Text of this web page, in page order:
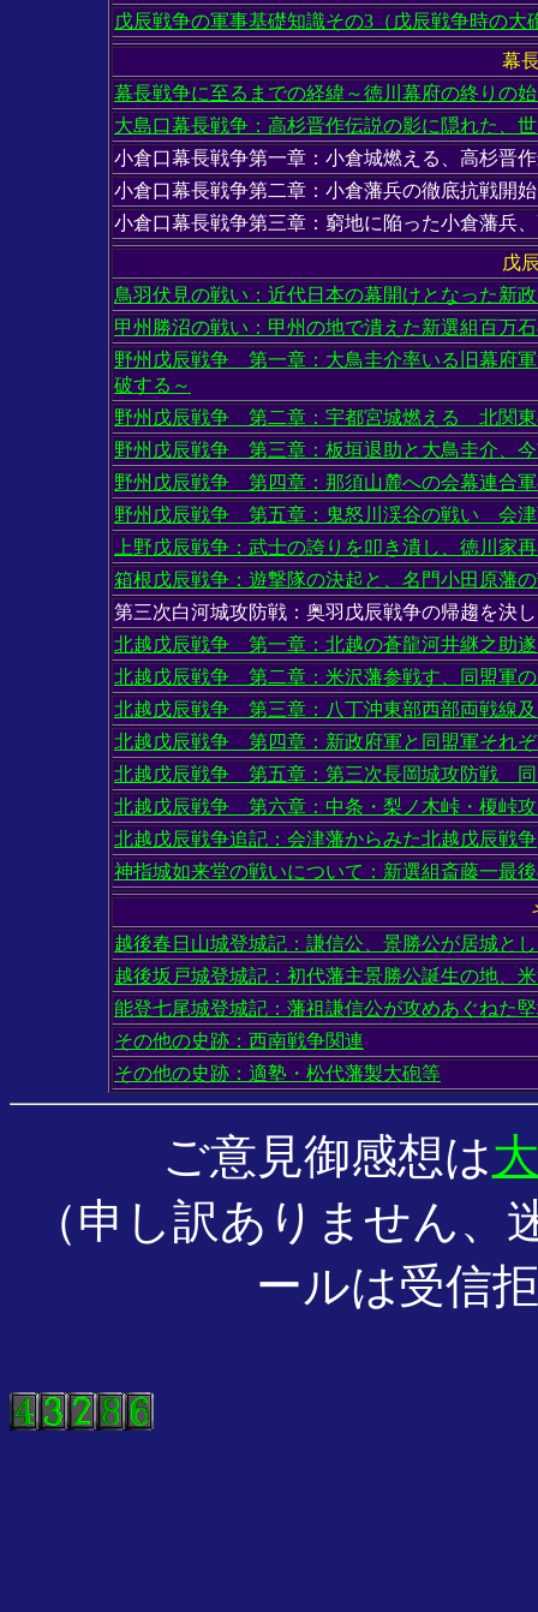
戊辰戦争の軍事基礎知識その3（戊辰戦争時の大
幕
幕長戦争に至るまでの経緯～徳川幕府の終りの
大島口幕長戦争：高杉晋作伝説の影に隠れた、
小倉口幕長戦争第一章：小倉城燃える、高杉晋
小倉口幕長戦争第二章：小倉藩兵の徹底抗戦開
小倉口幕長戦争第三章：窮地に陥った小倉藩兵
戊
鳥羽伏見の戦い：近代日本の幕開けとなった新
甲州勝沼の戦い：甲州の地で潰えた新選組百万
野州戊辰戦争 第一章：大鳥圭介率いる旧幕府
破する～
野州戊辰戦争 第二章：宇都宮城燃える 北関東
野州戊辰戦争 第三章：板垣退助と大鳥圭介、
野州戊辰戦争 第四章：那須山麓への会幕連合
野州戊辰戦争 第五章：鬼怒川渓谷の戦い 会津
上野戊辰戦争：武士の誇りを叩き潰し、徳川家
箱根戊辰戦争：遊撃隊の決起と、名門小田原藩
第三次白河城攻防戦：奥羽戊辰戦争の帰趨を決
北越戊辰戦争 第一章：北越の蒼龍河井継之助
北越戊辰戦争 第二章：米沢藩参戦す、同盟軍
北越戊辰戦争 第三章：八丁沖東部西部両戦線
北越戊辰戦争 第四章：新政府軍と同盟軍それ
北越戊辰戦争 第五章：第三次長岡城攻防戦
北越戊辰戦争 第六章：中条・梨ノ木峠・榎峠
北越戊辰戦争追記：会津藩からみた北越戊辰戦争
神指城如来堂の戦いについて：新選組斎藤一最
越後春日山城登城記：謙信公、景勝公が居城と
越後坂戸城登城記：初代藩主景勝公誕生の地、
能登七尾城登城記：藩祖謙信公が攻めあぐねた
その他の史跡：西南戦争関連
その他の史跡：適塾・松代藩製大砲等
ご意見御感想は
（申し訳ありません、
ールは受信